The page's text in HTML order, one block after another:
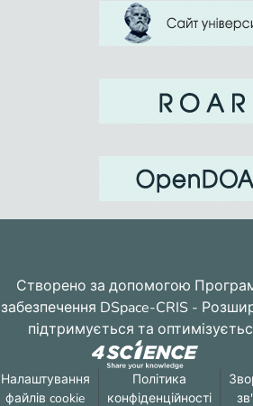
Створено за допомогою
забезпечення DSpace-CRIS -
підтримується та
Налаштування
файлів cookie
Політика
конфіденційності